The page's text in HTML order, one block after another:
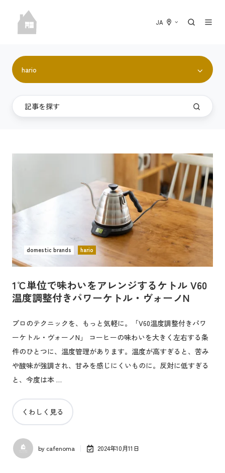
JA
hario
1℃単位で味わいをアレンジするケトル V60
温度調整付きパワーケトル・ヴォーノN
プロのテクニックを、もっと気軽に。「V60温度調整付きパワ
ーケトル・ヴォーノN」 コーヒーの味わいを大きく左右する条
件のひとつに、温度管理があります。温度が高すぎると、苦み
や酸味が強調され、甘みを感じにくいものに。反対に低すぎる
と、今度は本 …
くわしく見る
by cafenoma 2024年10月11日
domestic brands hario